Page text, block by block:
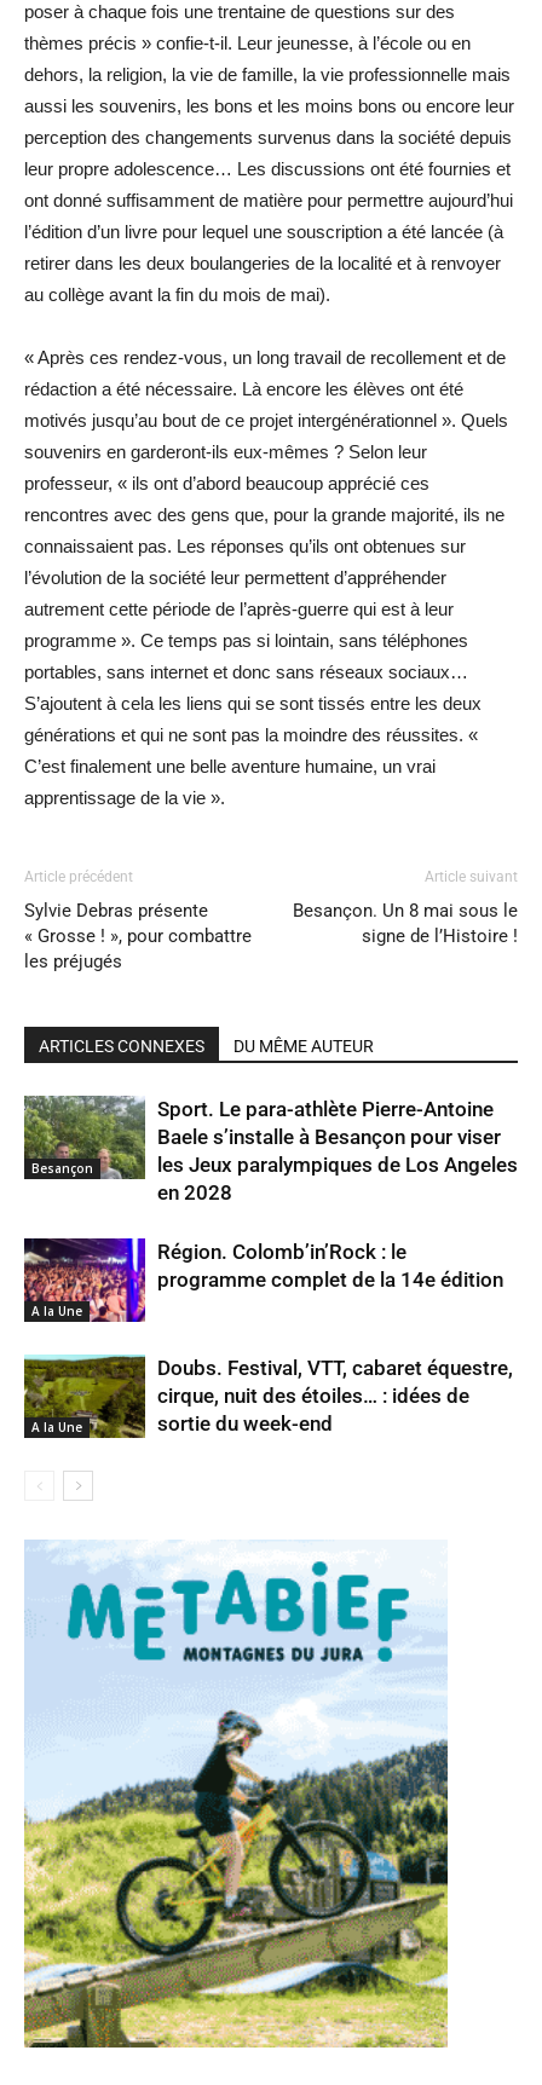
poser à chaque fois une trentaine de questions sur des
thèmes précis » confie-t-il. Leur jeunesse, à l’école ou en
dehors, la religion, la vie de famille, la vie professionnelle mais
aussi les souvenirs, les bons et les moins bons ou encore leur
perception des changements survenus dans la société depuis
leur propre adolescence… Les discussions ont été fournies et
ont donné suffisamment de matière pour permettre aujourd’hui
l’édition d’un livre pour lequel une souscription a été lancée (à
retirer dans les deux boulangeries de la localité et à renvoyer
au collège avant la fin du mois de mai).
« Après ces rendez-vous, un long travail de recollement et de
rédaction a été nécessaire. Là encore les élèves ont été
motivés jusqu’au bout de ce projet intergénérationnel ». Quels
souvenirs en garderont-ils eux-mêmes ? Selon leur
professeur, « ils ont d’abord beaucoup apprécié ces
rencontres avec des gens que, pour la grande majorité, ils ne
connaissaient pas. Les réponses qu’ils ont obtenues sur
l’évolution de la société leur permettent d’appréhender
autrement cette période de l’après-guerre qui est à leur
programme ». Ce temps pas si lointain, sans téléphones
portables, sans internet et donc sans réseaux sociaux…
S’ajoutent à cela les liens qui se sont tissés entre les deux
générations et qui ne sont pas la moindre des réussites. «
C’est finalement une belle aventure humaine, un vrai
apprentissage de la vie ».
Article précédent
Sylvie Debras présente
« Grosse ! », pour combattre
les préjugés
Article suivant
Besançon. Un 8 mai sous le
signe de l’Histoire !
ARTICLES CONNEXES DU MÊME AUTEUR
Besançon
Sport. Le para-athlète Pierre-Antoine
Baele s’installe à Besançon pour viser
les Jeux paralympiques de Los Angeles
en 2028
A la Une
Région. Colomb’in’Rock : le
programme complet de la 14e édition
A la Une
Doubs. Festival, VTT, cabaret équestre,
cirque, nuit des étoiles… : idées de
sortie du week-end